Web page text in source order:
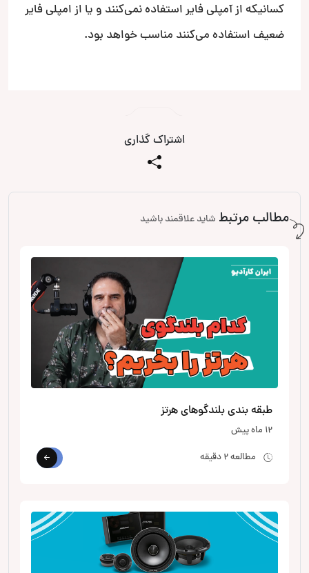
کسانیکه از آمپلی فایر استفاده نمی‌کنند و یا از امپلی فایر
ضعیف استفاده می‌کنند مناسب خواهد بود.
اشتراک گذاری
مطالب مرتبط شاید علاقمند باشید
طبقه بندی بلندگوهای هرتز
12 ماه پیش
مطالعه 2 دقیقه